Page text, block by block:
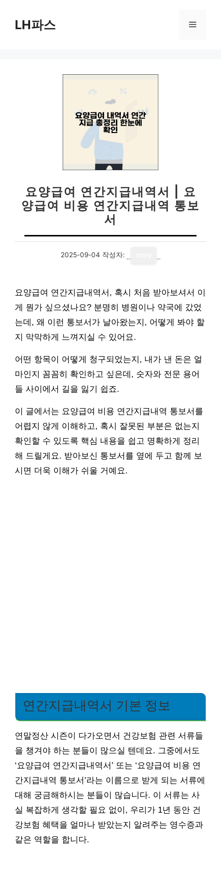
LH파스 메
요양급여 연간지급내역서 | 요
양급여 비용 연간지급내역 통보
서
2025-09-04 작성자:
요양급여 연간지급내역서, 혹시 처음 받아보셔서 이
게 뭔가 싶으셨나요? 분명히 병원이나 약국에 갔었
는데, 왜 이런 통보서가 날아왔는지, 어떻게 봐야 할
지 막막하게 느껴지실 수 있어요.
어떤 항목이 어떻게 청구되었는지, 내가 낸 돈은 얼
마인지 꼼꼼히 확인하고 싶은데, 숫자와 전문 용어
들 사이에서 길을 잃기 쉽죠.
이 글에서는 요양급여 비용 연간지급내역 통보서를
어렵지 않게 이해하고, 혹시 잘못된 부분은 없는지
확인할 수 있도록 핵심 내용을 쉽고 명확하게 정리
해 드릴게요. 받아보신 통보서를 옆에 두고 함께 보
시면 더욱 이해가 쉬울 거예요.
연간지급내역서 기본 정보
연말정산 시즌이 다가오면서 건강보험 관련 서류들
을 챙겨야 하는 분들이 많으실 텐데요. 그중에서도
‘요양급여 연간지급내역서’ 또는 ‘요양급여 비용 연
간지급내역 통보서’라는 이름으로 받게 되는 서류에
대해 궁금해하시는 분들이 많습니다. 이 서류는 사
실 복잡하게 생각할 필요 없이, 우리가 1년 동안 건
강보험 혜택을 얼마나 받았는지 알려주는 영수증과
같은 역할을 합니다.